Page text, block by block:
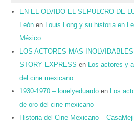
EN EL OLVIDO EL SEPULCRO DE
León en
Louis Long y su historia en
México
LOS ACTORES MAS
STORY EXPRESS en
Los actores y
del cine mexicano
1930-1970 – lonelyeduardo en
Los
de oro del cine mexicano
Historia del Cine Mexicano –